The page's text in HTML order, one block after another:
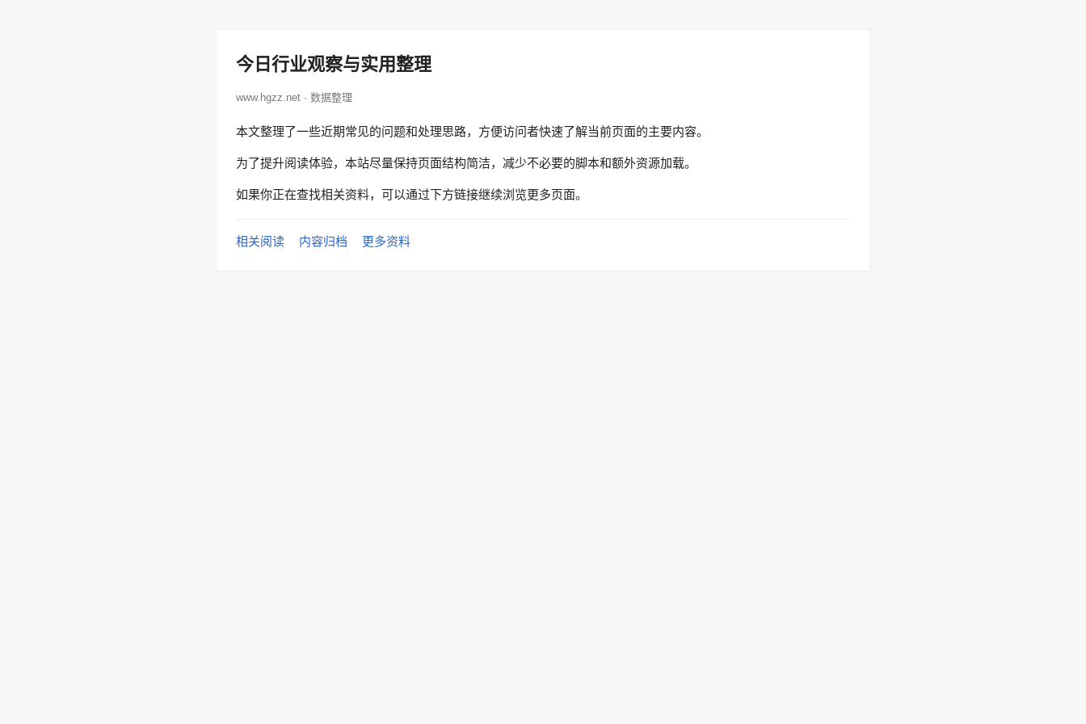
今日行业观察与实用整理
www.hgzz.net · 数据整理
本文整理了一些近期常见的问题和处理思路，方便访问者快速了解当前页面的主要内容。
为了提升阅读体验，本站尽量保持页面结构简洁，减少不必要的脚本和额外资源加载。
如果你正在查找相关资料，可以通过下方链接继续浏览更多页面。
相关阅读 内容归档 更多资料